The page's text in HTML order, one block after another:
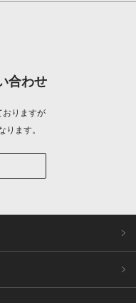
合わせ
りますが
ります。